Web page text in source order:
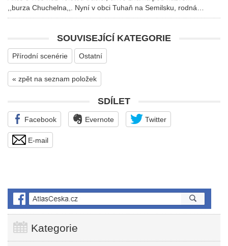
,,burza Chuchelna,,. Nyní v obci Tuhaň na Semilsku, rodná…
SOUVISEJÍCÍ KATEGORIE
Přírodní scenérie Ostatní
« zpět na seznam položek
SDÍLET
Facebook Evernote Twitter
E-mail
Kategorie